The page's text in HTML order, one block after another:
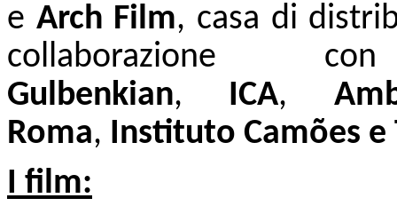
e Arch Film, casa di
collaborazione
Gulbenkian, ICA,
Roma, Instituto Camões
I film: